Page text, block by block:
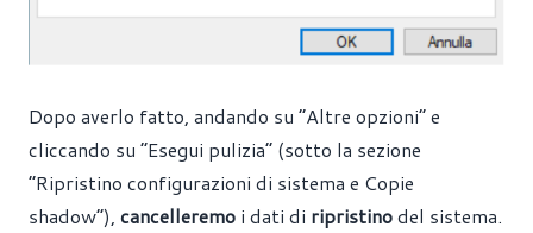
Dopo averlo fatto, andando su “Altre opzioni” e
cliccando su “Esegui pulizia” (sotto la sezione
“Ripristino configurazioni di sistema e Copie
shadow”), cancelleremo i dati di ripristinodel sistema.